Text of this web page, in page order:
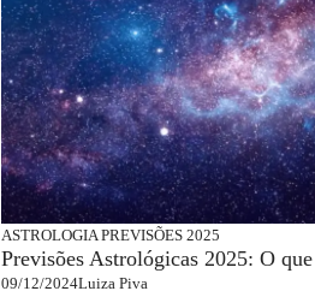
ASTROLOGIA PREVISÕES 2025
Previsões Astrológicas 2025: O
09/12/2024Luiza Piva